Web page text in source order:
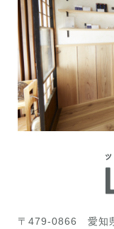
〒479-0866 愛知